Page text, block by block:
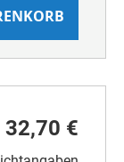
32,70 €